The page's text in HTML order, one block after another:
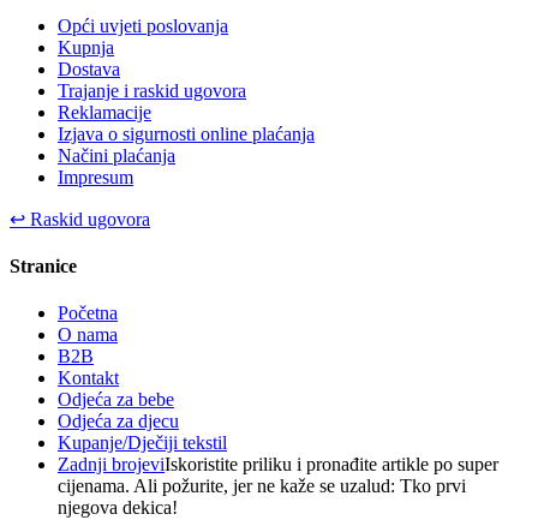
Opći uvjeti poslovanja
Kupnja
Dostava
Trajanje i raskid ugovora
Reklamacije
Izjava o sigurnosti online plaćanja
Načini plaćanja
Impresum
↩ Raskid ugovora
Stranice
Početna
O nama
B2B
Kontakt
Odjeća za bebe
Odjeća za djecu
Kupanje/Dječiji tekstil
Zadnji brojeviIskoristite priliku i pronađite artikle po super
cijenama. Ali požurite, jer ne kaže se uzalud: Tko prvi
njegova dekica!